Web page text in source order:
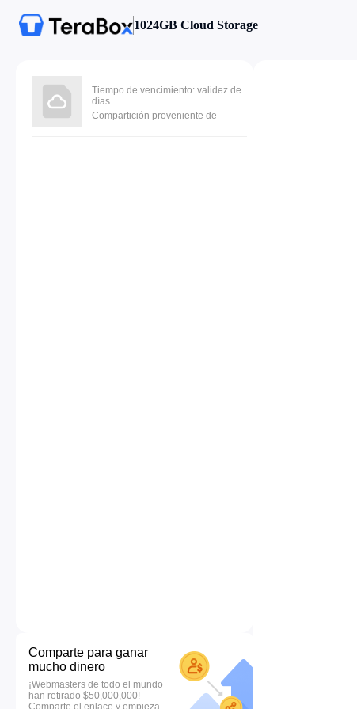
1024GB Cloud Storage
Tiempo de vencimiento: validez de
días
Compartición proveniente de
Comparte para ganar
mucho dinero
¡Webmasters de todo el mundo
han retirado $50,000,000!
Comparte el enlace y empieza